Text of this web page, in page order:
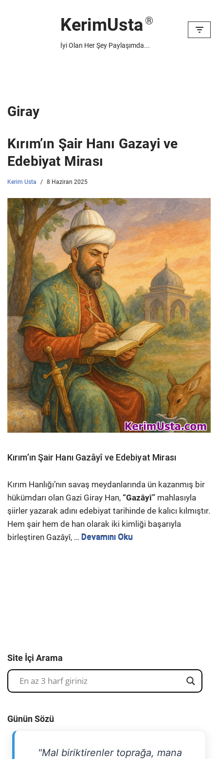
KerimUsta
İyi Olan Her Şey Paylaşımda...
Giray
Kırım’ın Şair Hanı Gazayi ve
Edebiyat Mirası
Kerim Usta 8 Haziran 2025
Kırım’ın Şair Hanı Gazâyî ve Edebiyat Mirası
Kırım Hanlığı’nın savaş meydanlarında ün kazanmış bir
hükümdarı olan Gazi Giray Han, “Gazâyî” mahlasıyla
şiirler yazarak adını edebiyat tarihinde de kalıcı kılmıştır.
Hem şair hem de han olarak iki kimliği başarıyla
birleştiren Gazâyî, … Devamını Oku
Site İçi Arama
Günün Sözü
"Mal biriktirenler toprağa, mana